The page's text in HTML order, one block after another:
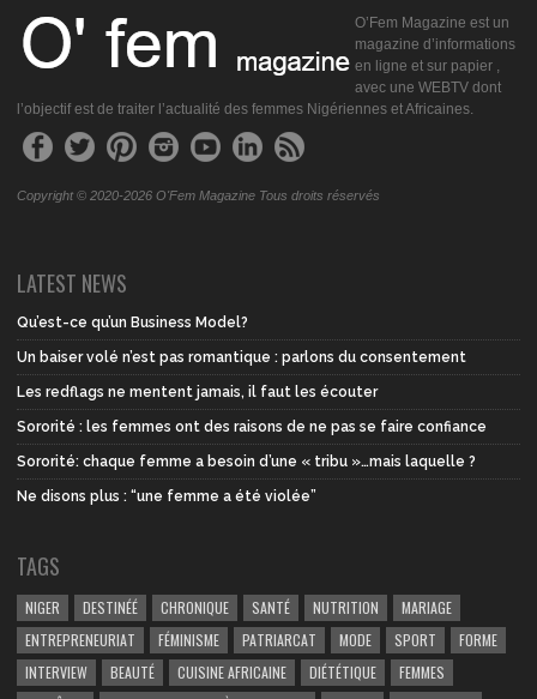
O’Fem Magazine est un
magazine d’informations
en ligne et sur papier ,
avec une WEBTV dont
l’objectif est de traiter l’actualité des femmes Nigériennes et Africaines.
Copyright © 2020-2026 O'Fem Magazine Tous droits réservés
LATEST NEWS
Qu’est-ce qu’un Business Model?
Un baiser volé n’est pas romantique : parlons du consentement
Les redflags ne mentent jamais, il faut les écouter
Sororité : les femmes ont des raisons de ne pas se faire confiance
Sororité: chaque femme a besoin d’une « tribu »…mais laquelle ?
Ne disons plus : “une femme a été violée”
TAGS
NIGER DESTINÉÉ CHRONIQUE SANTÉ NUTRITION
MARIAGE
ENTREPRENEURIAT
FÉMINISME PATRIARCAT MODE SPORT
FORME
INTERVIEW
BEAUTÉ CUISINE AFRICAINE DIÉTÉTIQUE
FEMMES